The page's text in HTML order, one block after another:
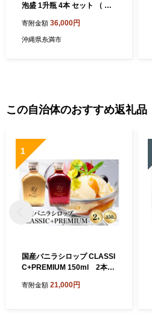
泡盛 1升瓶 4本 セット （ ま
さひろ仕次酒 ） 1800ml 沖
縄 地酒 酒 お酒 あわもり ア
寄附金額 36,000円
沖縄県糸満市
この自治体のおすすめ返礼品
1
国産バニラシロップ CLASSI
C+PREMIUM 150ml 2本セ
寄附金額 21,000円